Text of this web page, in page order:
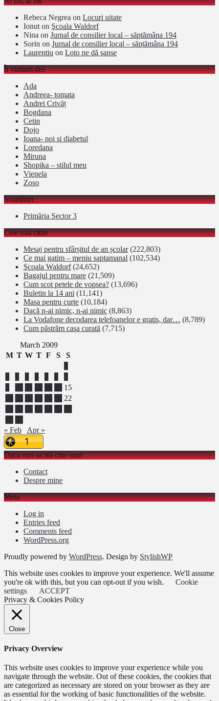
Rebeca Negrea on Locuri uitate
Ionut on Şcoala Waldorf
Nina on Jurnal de consilier local – săptămâna 194
Sorin on Jurnal de consilier local – săptămâna 194
Laurentiu on Loto ne dă şanse
Îi vizitam des
Ada
Andreea- tomata
Andrei Crivăț
Bogdana
Cetin
Dojo
Ioana- noi si diabetul
Loredana
Miruna
Shopika – stilul meu
Vienela
Zoso
Scurtături
Primăria Sector 3
Cele mai citite
Mesaj pentru sfârșitul de an școlar (222,803)
Ce mai gatim – meniu saptamanal (102,534)
Şcoala Waldorf (24,652)
Bagajul pentru mare (21,509)
Cum scot petele de vopsea? (13,696)
Buletin la 14 ani (11,141)
Masa pentru curte (10,184)
Dacă n-ai nimic, n-ai nimic (8,863)
La Vodafone decodarea telefoanelor e gratis, dar… (8,789)
Cum păstrăm casa curată (7,715)
March 2009
M T W T F S
S
15
22
« Feb
Apr »
Daca vrei sa stii cine sunt
Contact
Despre mine
Meta
Log in
Entries feed
Comments feed
WordPress.org
Proudly powered by WordPress. Design by StylishWP
This website uses cookies to improve your experience. We'll assume
you're ok with this, but you can opt-out if you wish.
Cookie
settings
ACCEPT
Privacy & Cookies Policy
Close
Privacy Overview
This website uses cookies to improve your experience while you
navigate through the website. Out of these cookies, the cookies that
are categorized as necessary are stored on your browser as they are
as essential for the working of basic functionalities of the website.